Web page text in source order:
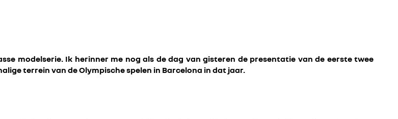
modelserie. Ik herinner me nog als de dag van gisteren de presentatie van de eerste twee
terrein van de Olympische spelen in Barcelona in dat jaar.